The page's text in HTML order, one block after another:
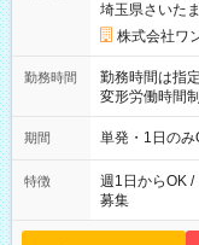
埼玉県さいた
株式会社ワ
勤務時間
勤務時間は指
変形労働時間制 想定労
～21：00
期間 単発・1日のみ
特徴
週1日からOK /
募集